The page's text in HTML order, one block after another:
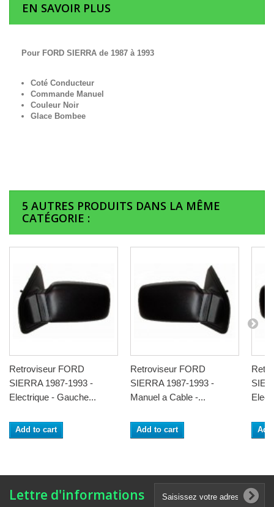
EN SAVOIR PLUS
Pour FORD SIERRA de 1987 à 1993
Coté Conducteur
Commande Manuel
Couleur Noir
Glace Bombee
5 AUTRES PRODUITS DANS LA MÊME
CATÉGORIE :
Retroviseur FORD
SIERRA 1987-1993 -
Electrique - Gauche...
Add to cart
Retroviseur FORD
SIERRA 1987-1993 -
Manuel a Cable -...
Add to cart
Lettre d'informations